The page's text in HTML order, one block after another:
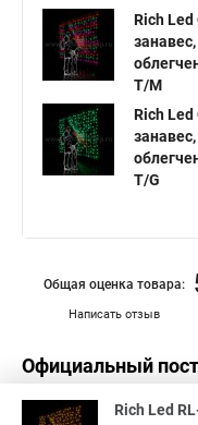
Светодиодный занавес
Занавес светодиодный
Светодиодные занавесы
Гирлянда занавес
Светодиодная занавес
Занавес уличный
Светодиодные занавес
Светодиодная уличная
Дождь светодиодный
Rich
T/M
Rich
T/G
Написать отзыв
Общая оценка товара:
Официальный
России
Rich Led